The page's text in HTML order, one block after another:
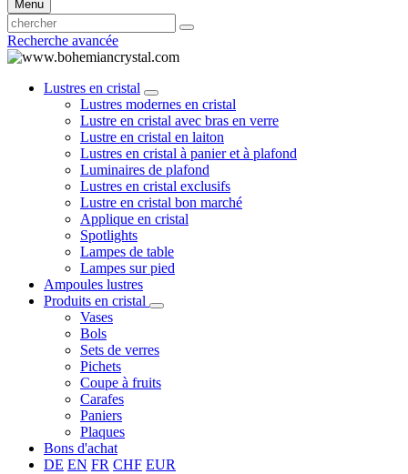
Menu
Recherche avancée
Lustres en cristal
Lustres modernes en cristal
Lustre en cristal avec bras en verre
Lustre en cristal en laiton
Lustres en cristal à panier et à plafond
Luminaires de plafond
Lustres en cristal exclusifs
Lustre en cristal bon marché
Applique en cristal
Spotlights
Lampes de table
Lampes sur pied
Ampoules lustres
Produits en cristal
Vases
Bols
Sets de verres
Pichets
Coupe à fruits
Carafes
Paniers
Plaques
Bons d'achat
DE EN FR CHF EUR